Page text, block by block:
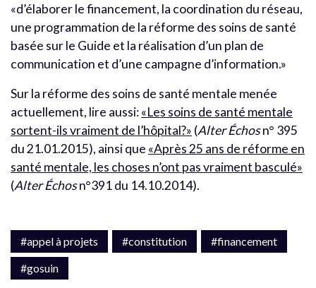
«d’élaborer le financement, la coordination du réseau,
une programmation de la réforme des soins de santé
basée sur le Guide et la réalisation d’un plan de
communication et d’une campagne d’information.»
Sur la réforme des soins de santé mentale menée
actuellement, lire aussi:«Les soins de santé mentale
sortent-ils vraiment de l’hôpital?» (Alter Échosn° 395
du 21.01.2015), ainsi que «Après 25 ans de réforme en
santé mentale, les choses n’ont pas vraiment basculé»
(Alter Échosn°391 du 14.10.2014).
#appel à projets #constitution
#financement
#gosuin